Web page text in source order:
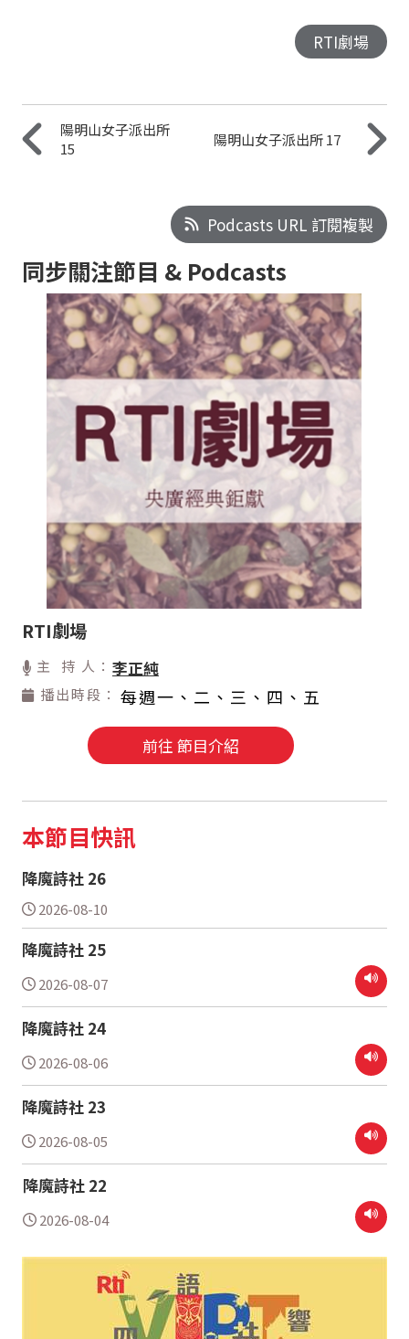
RTI劇場
陽明山女子派出所
15
陽明山女子派出所 17
Podcasts URL 訂閱複製
同步關注節目 & Podcasts
RTI劇場
主 持 人： 李正純
播出時段： 每週一、二、三、四、五
前往 節目介紹
本節目快訊
降魔詩社 26
2026-08-10
降魔詩社 25
2026-08-07
降魔詩社 24
2026-08-06
降魔詩社 23
2026-08-05
降魔詩社 22
2026-08-04